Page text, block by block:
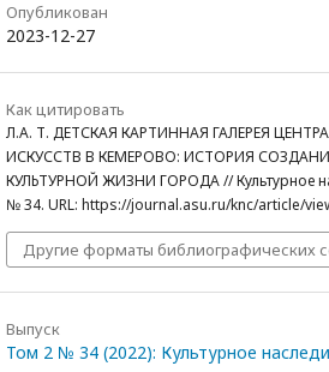
Опубликован
2023-12-27
Как цитировать
Л.А. Т. ДЕТСКАЯ КАРТИННАЯ ГАЛЕРЕЯ
ИСКУССТВ В КЕМЕРОВО: ИСТОРИЯ
КУЛЬТУРНОЙ ЖИЗНИ ГОРОДА // Культурное
№ 34. URL: https://journal.asu.ru/knc/article/
Другие форматы библиографических
Выпуск
Том 2 № 34 (2022): Культурное